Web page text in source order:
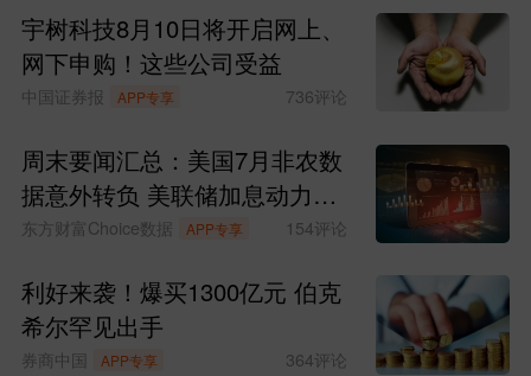
准，东方财富不对因该资料全部或部分内
容而引致的盈亏承担任何责任。用户个人
对服务的使用承担风险，东方财富对此不
作任何类型的担保。
（文章来源：东方财富Choice数据）
盛和资源吧
股吧网页版
宇树科技8月10日将开启网上、
网下申购！这些公司受益
中国证券报 APP专享 736评论
周末要闻汇总：美国7月非农数
据意外转负 美联储加息动力骤
减
东方财富Choice数据 APP专享 154评论
利好来袭！爆买1300亿元 伯克
希尔罕见出手
券商中国 APP专享 364评论